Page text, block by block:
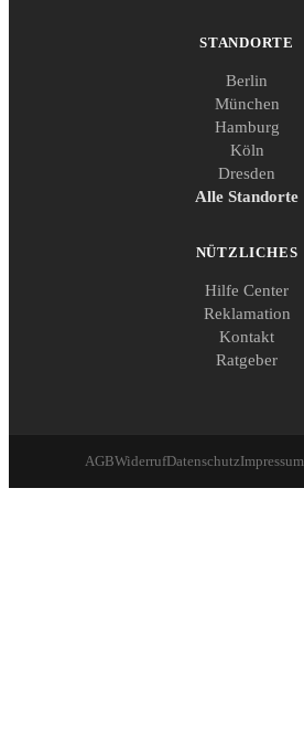
STANDORTE
Berlin
München
Hamburg
Köln
Dresden
Alle Standorte
NÜTZLICHES
Hilfe Center
Reklamation
Kontakt
Ratgeber
AGBWiderrufDatenschutzImpressum